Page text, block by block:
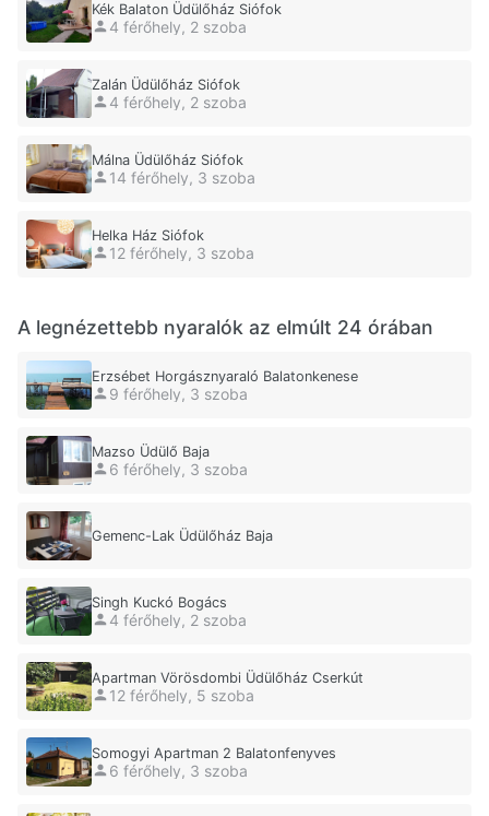
Kék Balaton Üdülőház Siófok
4 férőhely, 2 szoba
Zalán Üdülőház Siófok
4 férőhely, 2 szoba
Málna Üdülőház Siófok
14 férőhely, 3 szoba
Helka Ház Siófok
12 férőhely, 3 szoba
A legnézettebb nyaralók az elmúlt 24 órában
Erzsébet Horgásznyaraló Balatonkenese
9 férőhely, 3 szoba
Mazso Üdülő Baja
6 férőhely, 3 szoba
Gemenc-Lak Üdülőház Baja
Singh Kuckó Bogács
4 férőhely, 2 szoba
Apartman Vörösdombi Üdülőház Cserkút
12 férőhely, 5 szoba
Somogyi Apartman 2 Balatonfenyves
6 férőhely, 3 szoba